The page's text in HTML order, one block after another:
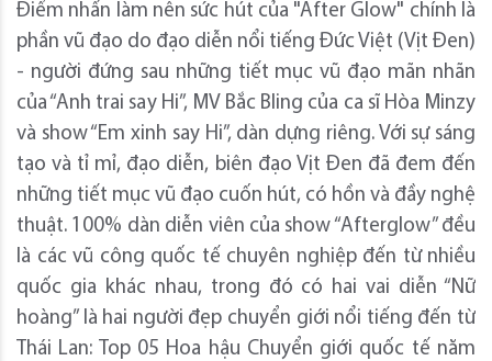
Điểm nhấn làm nên sức hút của "After Glow" chính là
phần vũ đạo do đạo diễn nổi tiếng Đức Việt (Vịt Đen)
- người đứng sau những tiết mục vũ đạo mãn nhãn
của “Anh trai say Hi”, MV Bắc Bling của ca sĩ Hòa Minzy
và show “Em xinh say Hi”, dàn dựng riêng. Với sự sáng
tạo và tỉ mỉ, đạo diễn, biên đạo Vịt Đen đã đem đến
những tiết mục vũ đạo cuốn hút, có hồn và đầy nghệ
thuật. 100% dàn diễn viên của show “Afterglow” đều
là các vũ công quốc tế chuyên nghiệp đến từ nhiều
quốc gia khác nhau, trong đó có hai vai diễn “Nữ
hoàng” là hai người đẹp chuyển giới nổi tiếng đến từ
Thái Lan: Top 05 Hoa hậu Chuyển giới quốc tế năm